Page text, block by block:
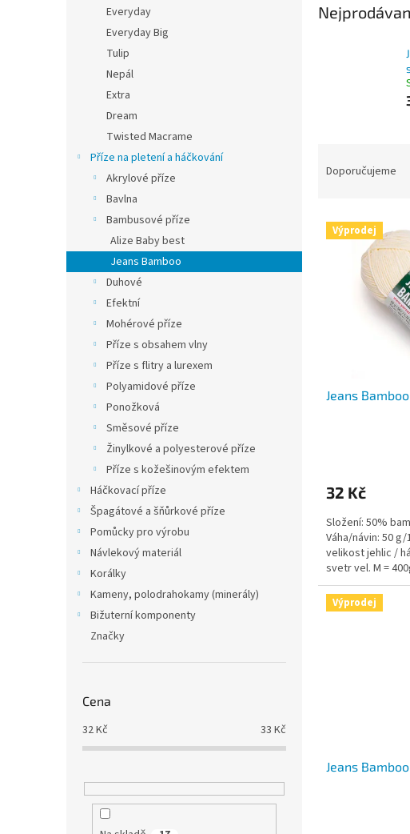
Everyday
Everyday Big
Tulip
Nepál
Extra
Dream
Twisted Macrame
Příze na pletení a háčkování
Akrylové příze
Bavlna
Bambusové příze
Alize Baby best
Jeans Bamboo
Duhové
Efektní
Mohérové příze
Příze s obsahem vlny
Příze s flitry a lurexem
Polyamidové příze
Ponožková
Směsové příze
Žinylkové a polyesterové příze
Příze s kožešinovým efektem
Háčkovací příze
Špagátové a šňůrkové příze
Pomůcky pro výrobu
Návlekový materiál
Korálky
Kameny, polodrahokamy (minerály)
Bižuterní komponenty
Značky
Cena
32Kč 33 Kč
n
Doporučujeme
V Výprodej
Jeans
je
z
5
hvězdiček.
32 Kč
Složení: 50%
Váha/návin: 50
velikost jehlic /
svetr vel. M =
jehlice: 10x10cm
Výprodej
Jeans